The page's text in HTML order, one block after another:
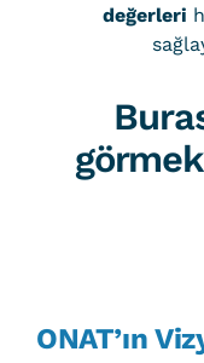
değerleri
ONAT’ın